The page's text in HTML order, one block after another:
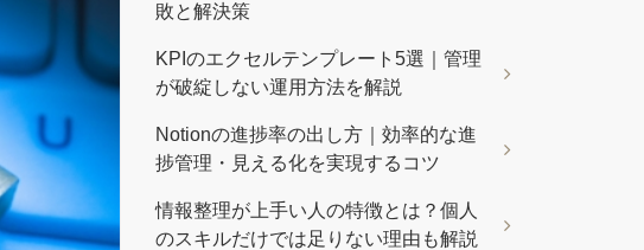
敗と解決策
KPIのエクセルテンプレート5選｜管理
が破綻しない運用方法を解説
Notionの進捗率の出し方｜効率的な進
捗管理・見える化を実現するコツ
情報整理が上手い人の特徴とは？個人
のスキルだけでは足りない理由も解説